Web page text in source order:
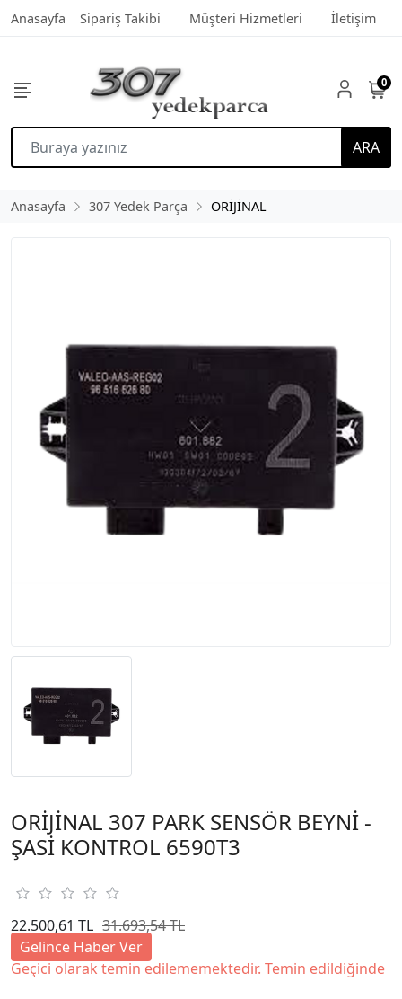
Anasayfa Sipariş Takibi Müşteri Hizmetleri İletişim
ARA
0
Anasayfa 307 Yedek Parça ORİJİNAL
ORİJİNAL 307 PARK SENSÖR BEYNİ -
ŞASİ KONTROL 6590T3
22.500,61 TL 31.693,54 TL
Gelince Haber Ver
Geçici olarak temin edilememektedir. Temin edildiğinde